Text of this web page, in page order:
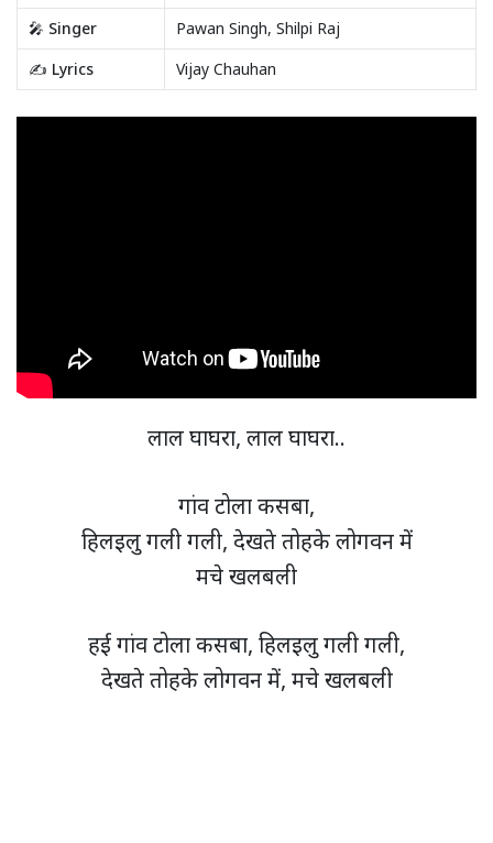
🎤 Singer
Pawan Singh, Shilpi Raj
✍️ Lyrics
Vijay Chauhan
लाल घाघरा, लाल घाघरा..
गांव टोला कसबा,
हिलइलु गली गली, देखते तोहके लोगवन में
मचे खलबली
हई गांव टोला कसबा, हिलइलु गली गली,
देखते तोहके लोगवन में, मचे खलबली